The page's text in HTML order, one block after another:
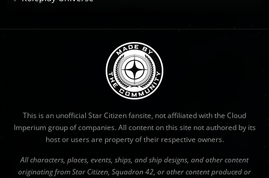
This is an unofficial Star Citizen fansite, not affiliated with the Cloud
Imperium group of companies. All content on this site not authored by its
host or users are property of their respective owners.
All characters, places, events, ships, and ship designs, and other content
originating from Star Citizen, Squadron 42, or other content produced or